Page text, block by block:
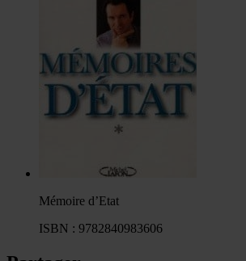
Mémoire d’Etat
ISBN : 9782840983606